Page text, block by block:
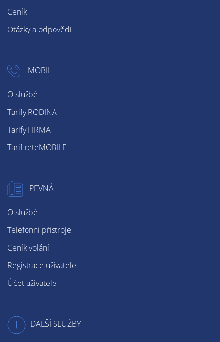
Ceník
Otázky a odpovědi
MOBIL
O službě
Tarify RODINA
Tarify FIRMA
Tarif reteMOBILE
PEVNÁ
O službě
Telefonní přístroje
Ceník volání
Registrace uživatele
Účet uživatele
DALŠÍ SLUŽBY